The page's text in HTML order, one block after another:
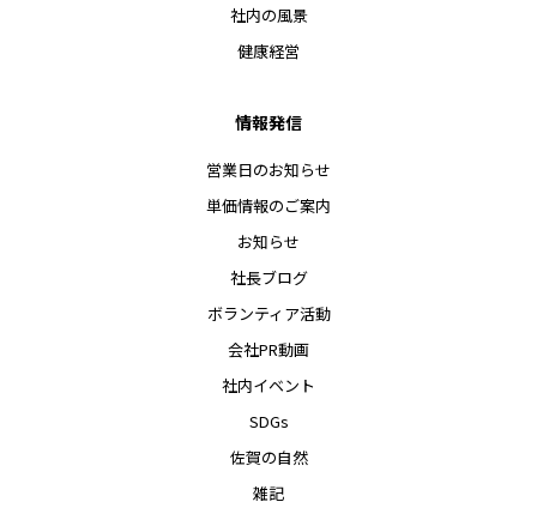
社内の風景
健康経営
情報発信
営業日のお知らせ
単価情報のご案内
お知らせ
社長ブログ
ボランティア活動
会社PR動画
社内イベント
SDGs
佐賀の自然
雑記